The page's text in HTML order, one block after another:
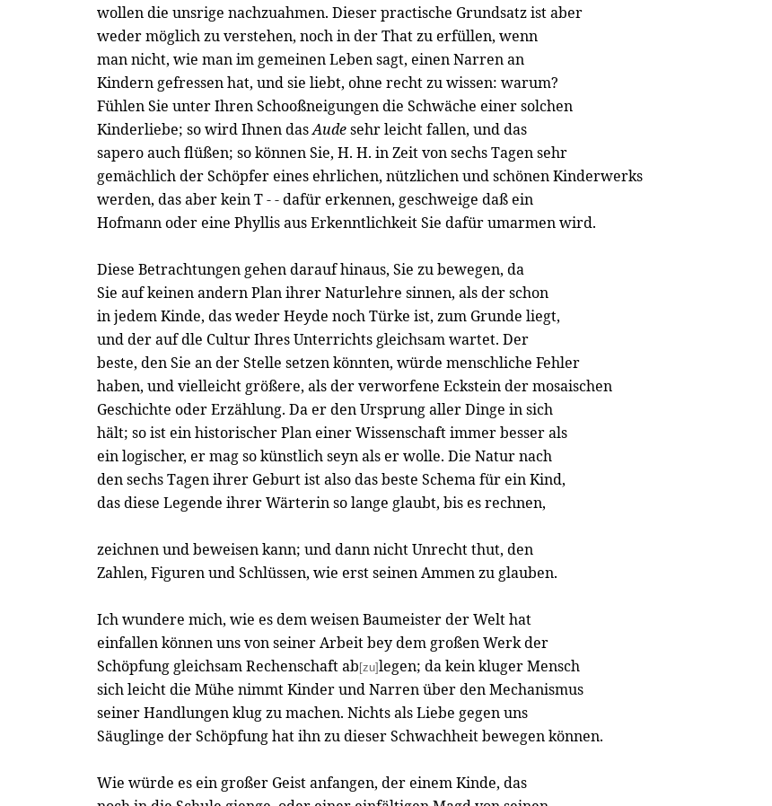
wollen die unsrige nachzuahmen. Dieser practische Grundsatz ist aber
weder möglich zu verstehen, noch in der That zu erfüllen, wenn
man nicht, wie man im gemeinen Leben sagt, einen Narren an
Kindern gefressen hat, und sie liebt, ohne recht zu wissen: warum?
Fühlen Sie unter Ihren Schooßneigungen die Schwäche einer solchen
Kinderliebe; so wird Ihnen dasAudesehr leicht fallen, und das
sapero auch flüßen; so können Sie, H. H. in Zeit von sechs Tagen sehr
gemächlich der Schöpfer eines ehrlichen, nützlichen und schönen Kinderwerks
werden, das aber kein T - - dafür erkennen, geschweige daß ein
Hofmann oder eine Phyllis aus Erkenntlichkeit Sie dafür umarmen wird.
Diese Betrachtungen gehen darauf hinaus, Sie zu bewegen, da
Sie auf keinen andern Plan ihrer Naturlehre sinnen, als der schon
in jedem Kinde, das weder Heyde noch Türke ist, zum Grunde liegt,
und der auf dle Cultur Ihres Unterrichts gleichsam wartet. Der
beste, den Sie an der Stelle setzen könnten, würde menschliche Fehler
haben, und vielleicht größere, als der verworfene Eckstein der mosaischen
Geschichte oder Erzählung. Da er den Ursprung aller Dinge in sich
hält; so ist ein historischer Plan einer Wissenschaft immer besser als
ein logischer, er mag so künstlich seyn als er wolle. Die Natur nach
den sechs Tagen ihrer Geburt ist also das beste Schema für ein Kind,
das diese Legende ihrer Wärterin so lange glaubt, bis es rechnen,
zeichnen und beweisen kann; und dann nicht Unrecht thut, den
Zahlen, Figuren und Schlüssen, wie erst seinen Ammen zu glauben.
Ich wundere mich, wie es dem weisen Baumeister der Welt hat
einfallen können uns von seiner Arbeit bey dem großen Werk der
Schöpfung gleichsam Rechenschaft ab [zu]legen; da kein kluger Mensch
sich leicht die Mühe nimmt Kinder und Narren über den Mechanismus
seiner Handlungen klug zu machen. Nichts als Liebe gegen uns
Säuglinge der Schöpfung hat ihn zu dieser Schwachheit bewegen können.
Wie würde es ein großer Geist anfangen, der einem Kinde, das